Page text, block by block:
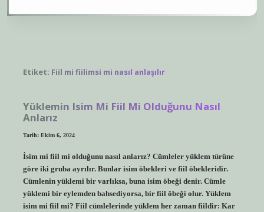
Etiket: Fiil mi fiilimsi mi nasıl anlaşılır
Yüklemin Isim Mi Fiil Mi Olduğunu Nasıl
Anlarız
Tarih: Ekim 6, 2024
İsim mi fiil mi olduğunu nasıl anlarız? Cümleler yüklem türüne
göre iki gruba ayrılır. Bunlar isim öbekleri ve fiil öbekleridir.
Cümlenin yüklemi bir varlıksa, buna isim öbeği denir. Cümle
yüklemi bir eylemden bahsediyorsa, bir fiil öbeği olur. Yüklem
isim mi fiil mi? Fiil cümlelerinde yüklem her zaman fiildir: Kar